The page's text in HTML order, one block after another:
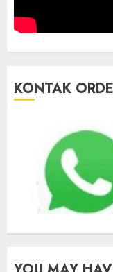
KONTAK